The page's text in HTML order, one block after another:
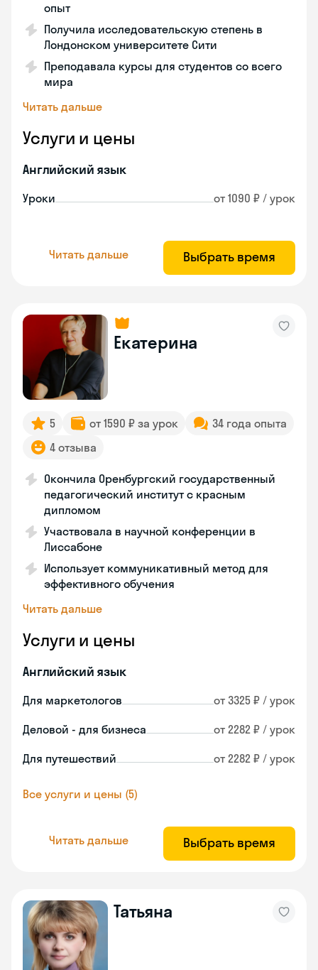
опыт
Получила исследовательскую степень в
Лондонском университете Сити
Преподавала курсы для студентов со всего
мира
Читать дальше
Услуги и цены
Английский язык
Уроки от 1090 ₽ / урок
Читать дальше Выбрать время
Екатерина
5 от 1590 ₽ за урок
34 года опыта
4 отзыва
Окончила Оренбургский государственный
педагогический институт с красным
дипломом
Участвовала в научной конференции в
Лиссабоне
Использует коммуникативный метод для
эффективного обучения
Читать дальше
Услуги и цены
Английский язык
Для маркетологов от 3325 ₽ / урок
Деловой - для бизнеса от 2282 ₽ / урок
Для путешествий от 2282 ₽ / урок
Все услуги и цены (5)
Читать дальше Выбрать время
Татьяна